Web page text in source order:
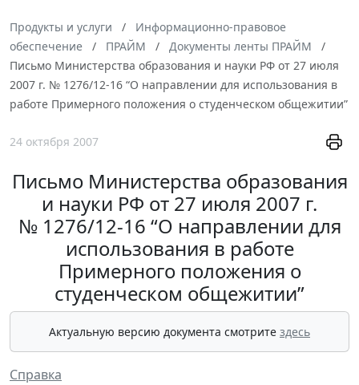
Продукты и услуги
Информационно-правовое
обеспечение
ПРАЙМ
Документы ленты ПРАЙМ
Письмо Министерства образования и науки РФ от 27 июля
2007 г. № 1276/12-16 “О направлении для использования в
работе Примерного положения о студенческом общежитии”
24 октября 2007
Письмо Министерства образования
и науки РФ от 27 июля 2007 г.
№ 1276/12-16 “О направлении для
использования в работе
Примерного положения о
студенческом общежитии”
Актуальную версию документа смотрите здесь
Справка